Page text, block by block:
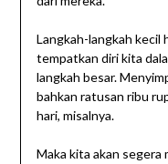
Langkah-langkah kecil
tempatkan diri kita
langkah besar.
bahkan ratusan ribu
hari, misalnya.
Maka kita akan segera